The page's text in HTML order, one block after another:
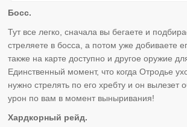
Босс.
Тут все легко, сначала вы бегаете и
стреляете в босса, а потом уже добиваете
также на карте доступно и другое оружие
Единственный момент, что когда Отродье
нужно стрелять по его хребту и он вылезет
урон по вам в момент выныривания!
Хардкорный рейд.